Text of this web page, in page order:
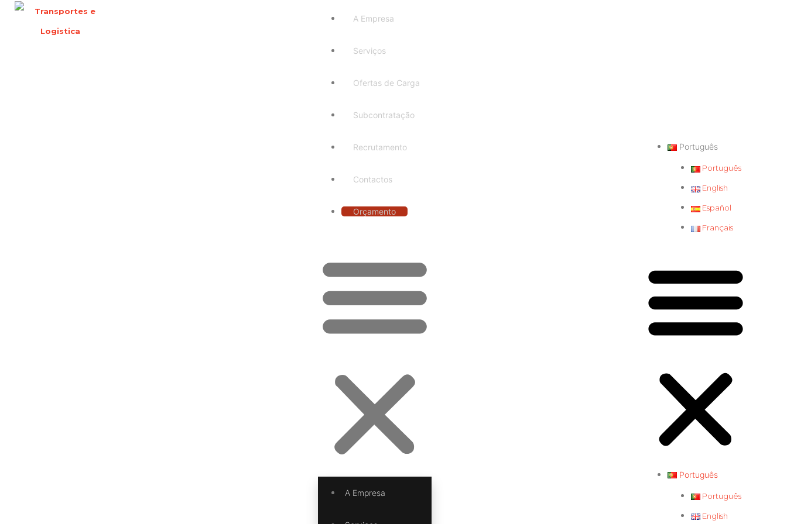
A Empresa
Serviços
Ofertas de Carga
Subcontratação
Recrutamento
Contactos
Orçamento
A Empresa
Português
Português
English
Español
Français
Português
Português
English